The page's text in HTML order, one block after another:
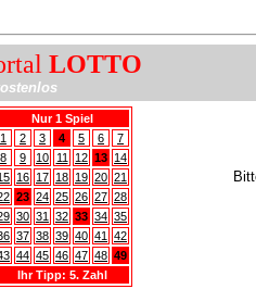
LOTTO
Nur 1 Spiel
1
2 3 4 5 6
7
8
9 10 11 12 13 14
16 17 18 19 20 21
23 24 25 26 27 28
30 31 32 33 34 35
37 38 39 40 41
42
44 45 46 47 48 49
Ihr Tipp: 5. Zahl